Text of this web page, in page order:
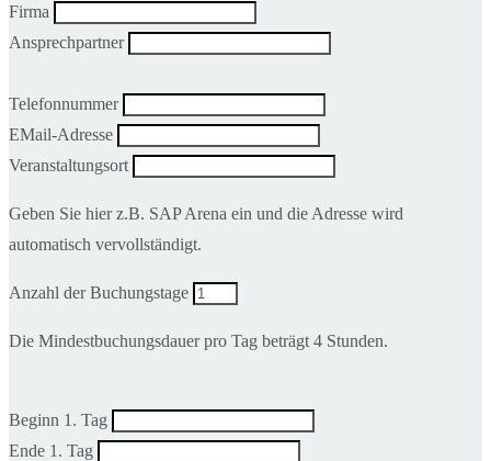
Firma
Ansprechpartner
Telefonnummer
EMail-Adresse
Veranstaltungsort
Geben Sie hier z.B. SAP Arena ein und die Adresse wird
automatisch vervollständigt.
Anzahl der Buchungstage
Die Mindestbuchungsdauer pro Tag beträgt 4 Stunden.
Beginn 1. Tag
Ende 1. Tag